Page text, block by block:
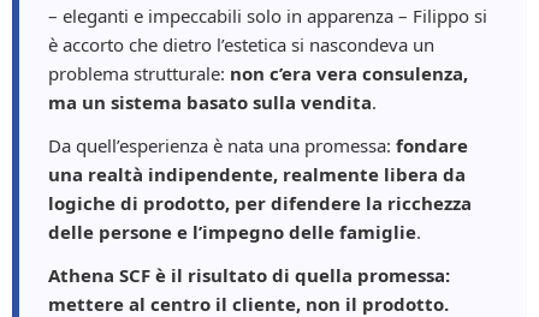
– eleganti e impeccabili solo in apparenza – Filippo si
è accorto che dietro l’estetica si nascondeva un
problema strutturale: non c’era vera consulenza,
ma un sistema basato sulla vendita.
Da quell’esperienza è nata una promessa: fondare
una realtà indipendente, realmente libera da
logiche di prodotto, per difendere la ricchezza
delle persone e l’impegno delle famiglie.
Athena SCF è il risultato di quella promessa:
mettere al centro il cliente, non il prodotto.